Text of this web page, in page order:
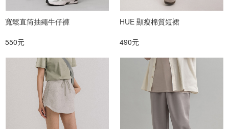
寬鬆直筒抽繩牛仔褲
550元
HUE 顯瘦棉質短裙
490元